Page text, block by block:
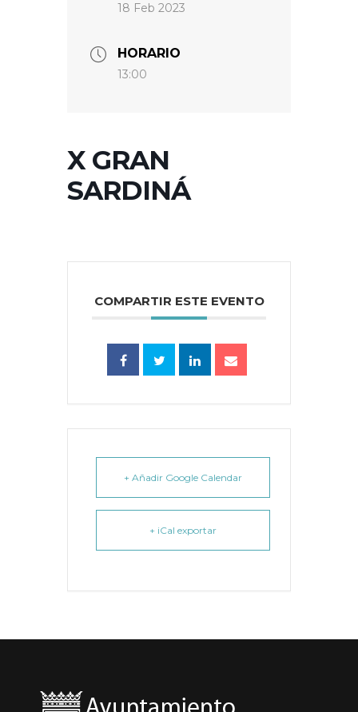
18 Feb 2023
HORARIO
13:00
X GRAN
SARDINÁ
COMPARTIR ESTE EVENTO
+ Añadir Google Calendar
+ iCal exportar